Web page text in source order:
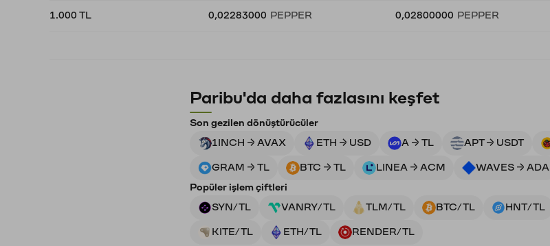
1.000 TL 0,02283000 PEPPER 0,02800000 PEPPER
Paribu'da daha fazlasını keşfet
Son gezilen dönüştürücüler
1INCH → AVAX
ETH → USD A → TL APT → USDT
GRAM → TL BTC → TL LINEA → ACM
WAVES → ADA
Popüler işlem çiftleri
SYN/TL
VANRY/TL TLM/TL BTC/TL HNT/TL
KITE/TL ETH/TL
RENDER/TL